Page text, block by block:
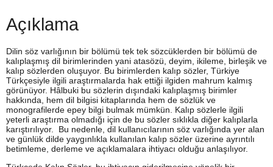
Açıklama
Dilin söz varlığının bir bölümü tek tek sözcüklerden bir bölümü de
kalıplaşmış dil birimlerinden yani atasözü, deyim, ikileme, birleşik ve
kalıp sözlerden oluşuyor. Bu birimlerden kalıp sözler, Türkiye
Türkçesiyle ilgili araştırmalarda hak ettiği ilgiden mahrum kalmış
görünüyor. Hâlbuki bu sözlerin dışındaki kalıplaşmış birimler
hakkında, hem dil bilgisi kitaplarında hem de sözlük ve
monografilerde epey bilgi bulmak mümkün. Kalıp sözlerle ilgili
yeterli araştırma olmadığı için de bu sözler sıklıkla diğer kalıplarla
karıştırılıyor. Bu nedenle, dil kullanıcılarının söz varlığında yer alan
ve günlük dilde yaygınlıkla kullanılan kalıp sözler üzerine ayrıntılı
betimleme, derleme ve açıklamalara ihtiyacı olduğu anlaşılıyor.